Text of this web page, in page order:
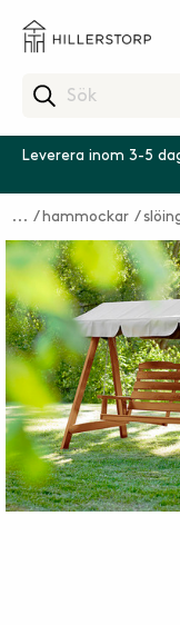
Leverera inom 3-5
hammockar